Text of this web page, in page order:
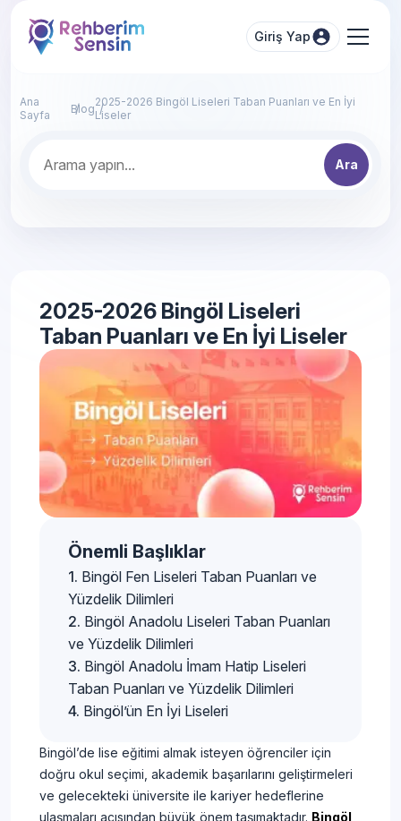
Giriş Yap
Ana
Sayfa
Blog2025-2026 Bingöl Liseleri Taban Puanları ve En İyi
Liseler
Ara
2025-2026 Bingöl Liseleri
Taban Puanları ve En İyi Liseler
Önemli Başlıklar
Bingöl Fen Liseleri Taban Puanları ve
Yüzdelik Dilimleri
Bingöl Anadolu Liseleri Taban Puanları
ve Yüzdelik Dilimleri
Bingöl Anadolu İmam Hatip Liseleri
Taban Puanları ve Yüzdelik Dilimleri
Bingöl’ün En İyi Liseleri
Bingöl’de lise eğitimi almak isteyen öğrenciler için
doğru okul seçimi, akademik başarılarını geliştirmeleri
ve gelecekteki üniversite ile kariyer hedeflerine
ulaşmaları açısından büyük önem taşımaktadır. Bingöl